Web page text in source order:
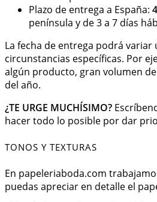
Plazo de entrega a España:
península y de 3 a 7 días
La fecha de entrega podrá variar
circunstancias específicas. Por
algún producto, gran volumen
del año.
¿TE URGE MUCHÍSIMO?
hacer todo lo posible por dar
TONOS Y TEXTURAS
En papeleriaboda.com
puedas apreciar en detalle el